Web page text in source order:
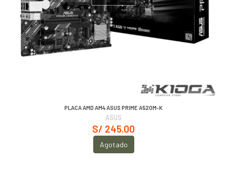
PLACA AMD AM4 ASUS PRIME A520M-K
ASUS
S/ 245.00
Agotado